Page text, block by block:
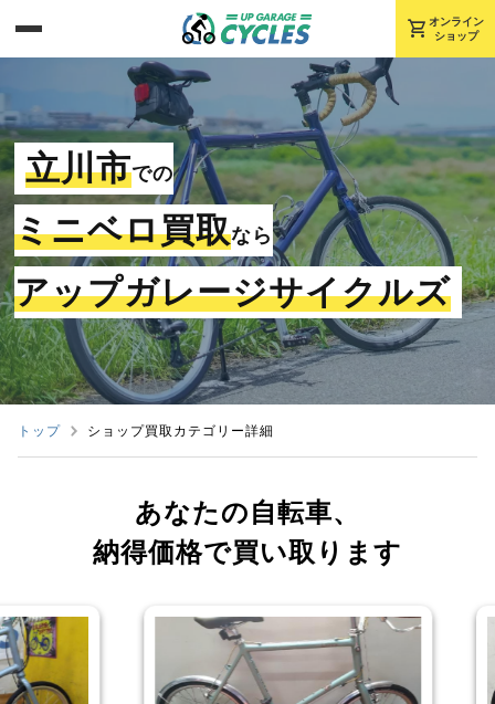
shopping_cart オンライン
ショップ
立川市での
ミニベロ買取なら
アップガレージサイクルズ
トップ ショップ買取カテゴリー詳細
あなたの自転車、
納得価格で買い取ります